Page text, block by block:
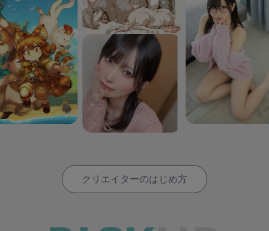
クリエイターのはじめ方